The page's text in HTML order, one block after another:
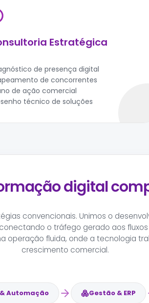
Estratégica
de presença digital
de concorrentes
de ação comercial
técnico de soluções
digital
convencionais. Unimos o
o tráfego gerado aos
operação fluida, onde a tecnologia
crescimento comercial.
Automação Gestão & ERP